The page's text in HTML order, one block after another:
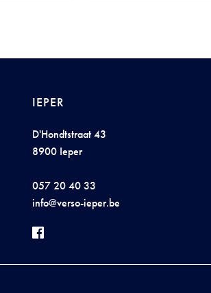
IEPER
D'Hondtstraat 43
8900 Ieper
057 20 40 33
info@verso-ieper.be